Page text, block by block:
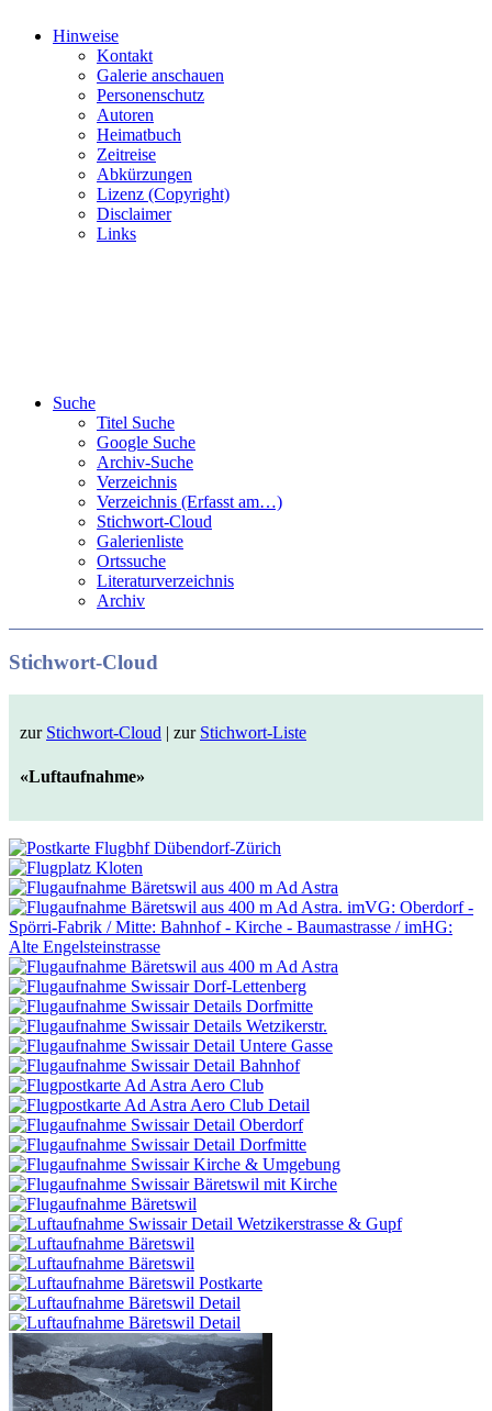
Hinweise
Kontakt
Galerie anschauen
Personenschutz
Autoren
Heimatbuch
Zeitreise
Abkürzungen
Lizenz (Copyright)
Disclaimer
Links
Suche
Titel Suche
Google Suche
Archiv-Suche
Verzeichnis
Verzeichnis (Erfasst am…)
Stichwort-Cloud
Galerienliste
Ortssuche
Literaturverzeichnis
Archiv
Stichwort-Cloud
zur Stichwort-Cloud | zur Stichwort-Liste
«Luftaufnahme»